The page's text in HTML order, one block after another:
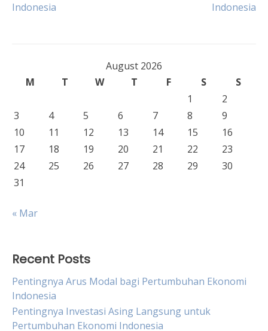
navigation
Indonesia
Indonesia
August 2026
M
T W T F S
S
1
2
3
4 5 6 7 8
9
10
11 12 13 14 15
16
17
18 19 20 21 22
23
24
25 26 27 28 29
30
31
« Mar
Recent Posts
Pentingnya Arus Modal bagi Pertumbuhan Ekonomi
Indonesia
Pentingnya Investasi Asing Langsung untuk
Pertumbuhan Ekonomi Indonesia